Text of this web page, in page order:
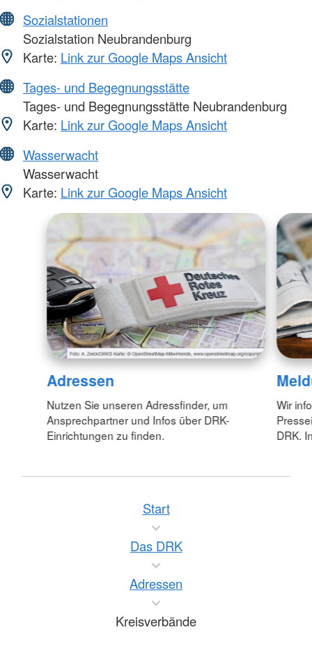
Sozialstationen
Sozialstation Neubrandenburg
Karte: Link zur Google Maps Ansicht
Tages- und Begegnungsstätte
Tages- und Begegnungsstätte Neubrandenburg
Karte: Link zur Google Maps Ansicht
Wasserwacht
Wasserwacht
Karte: Link zur Google Maps Ansicht
Adressen
Nutzen Sie unseren Adressfinder, um
Ansprechpartner und Infos über DRK-
Einrichtungen zu finden.
Wir
DRK.
Start
Das DRK
Adressen
Kreisverbände